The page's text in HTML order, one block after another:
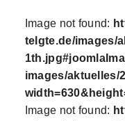
Image not found:
telgte.de/images/
images/aktuelles/
Image not found: